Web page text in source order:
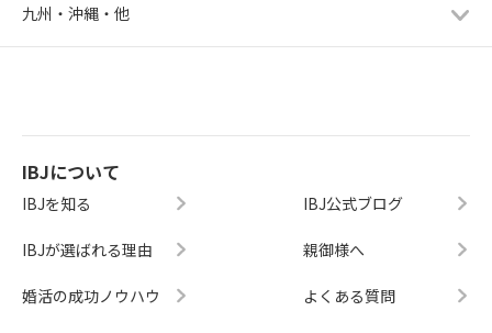
九州・沖縄・他
IBJについて
IBJを知る
IBJが選ばれる理由
婚活の成功ノウハウ
IBJ公式ブログ
親御様へ
よくある質問